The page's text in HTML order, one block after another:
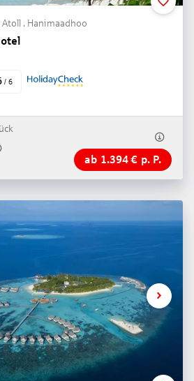
Atoll . Hanimaadhoo
/ 6
ab 1.394€ p. P.